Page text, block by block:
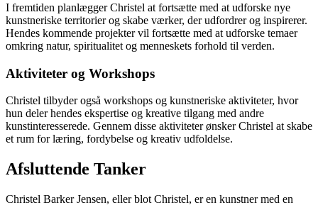
I fremtiden planlægger Christel at fortsætte med at udforske nye
kunstneriske territorier og skabe værker, der udfordrer og inspirerer.
Hendes kommende projekter vil fortsætte med at udforske temaer
omkring natur, spiritualitet og menneskets forhold til verden.
Aktiviteter og Workshops
Christel tilbyder også workshops og kunstneriske aktiviteter, hvor
hun deler hendes ekspertise og kreative tilgang med andre
kunstinteresserede. Gennem disse aktiviteter ønsker Christel at skabe
et rum for læring, fordybelse og kreativ udfoldelse.
Afsluttende Tanker
Christel Barker Jensen, eller blot Christel, er en kunstner med en